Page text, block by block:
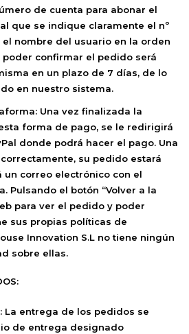
de cuenta para abonar el
que se indique claramente el nº
nombre del usuario en la orden
poder confirmar el pedido será
en un plazo de 7 días, de lo
en nuestro sistema.
Una vez finalizada la
forma de pago, se le redirigirá
donde podrá hacer el pago. Una
su pedido estará
un correo electrónico con el
Pulsando el botón “Volver a la
para ver el pedido y poder
sus propias políticas de
Innovation S.L no tiene ningún
sobre ellas.
La entrega de los pedidos se
de entrega designado